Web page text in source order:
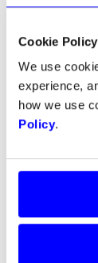
Cookie Policy
We use
experience,
how we use
Policy.